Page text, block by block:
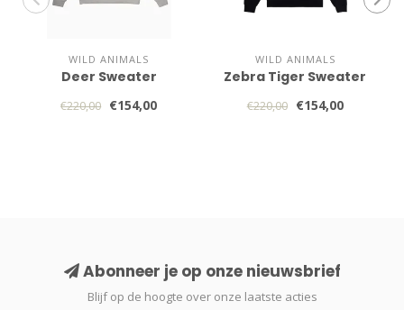
WILD ANIMALS
Deer Sweater
€220,00 €154,00
WILD ANIMALS
Zebra Tiger Sweater
€220,00 €154,00
Abonneer je op onze nieuwsbrief
Blijf op de hoogte over onze laatste acties